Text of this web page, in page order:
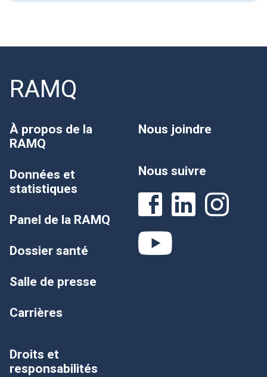
RAMQ
À propos de la
RAMQ
Données et
statistiques
Panel de la RAMQ
Dossier santé
Salle de presse
Carrières
Droits et
responsabilités
Nous joindre
Nous suivre